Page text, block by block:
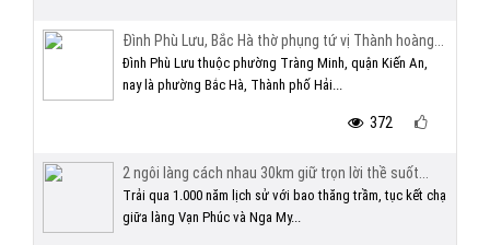
Đình Phù Lưu, Bắc Hà thờ phụng tứ vị Thành hoàng...
Đình Phù Lưu thuộc phường Tràng Minh, quận Kiến An,
nay là phường Bắc Hà, Thành phố Hải...
372
2 ngôi làng cách nhau 30km giữ trọn lời thề suốt...
Trải qua 1.000 năm lịch sử với bao thăng trầm, tục kết chạ
giữa làng Vạn Phúc và Nga My...